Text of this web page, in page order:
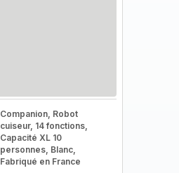
Companion, Robot
cuiseur, 14 fonctions,
Capacité XL 10
personnes, Blanc,
Fabriqué en France